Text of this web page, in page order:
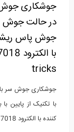
جوشکاری جوش
در حالت جوش
tricks
جوشکاری جوش سر
کننده با الکترود 7018 از طرف welding tips and tricks